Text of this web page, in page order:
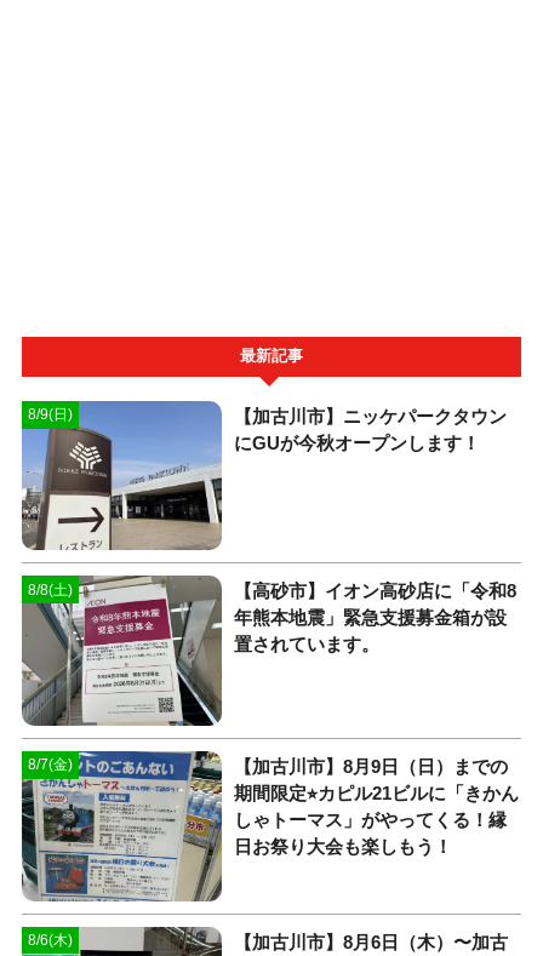
最新記事
8/9(日)
【加古川市】ニッケパークタウン
にGUが今秋オープンします！
8/8(土)
【高砂市】イオン高砂店に「令和8
年熊本地震」緊急支援募金箱が設
置されています。
8/7(金)
【加古川市】8月9日（日）までの
期間限定⭐︎カピル21ビルに「きかん
しゃトーマス」がやってくる！縁
日お祭り大会も楽しもう！
8/6(木)
【加古川市】8月6日（木）〜加古